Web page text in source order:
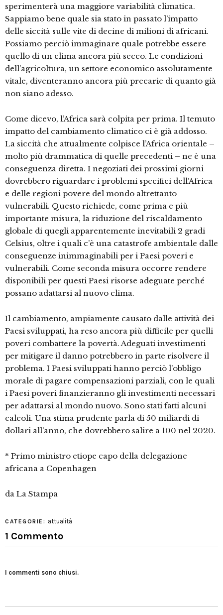
sperimenterà una maggiore variabilità climatica.
Sappiamo bene quale sia stato in passato l’impatto
delle siccità sulle vite di decine di milioni di africani.
Possiamo perciò immaginare quale potrebbe essere
quello di un clima ancora più secco. Le condizioni
dell’agricoltura, un settore economico assolutamente
vitale, diventeranno ancora più precarie di quanto già
non siano adesso.
Come dicevo, l’Africa sarà colpita per prima. Il temuto
impatto del cambiamento climatico ci è già addosso.
La siccità che attualmente colpisce l’Africa orientale –
molto più drammatica di quelle precedenti – ne è una
conseguenza diretta. I negoziati dei prossimi giorni
dovrebbero riguardare i problemi specifici dell’Africa
e delle regioni povere del mondo altrettanto
vulnerabili. Questo richiede, come prima e più
importante misura, la riduzione del riscaldamento
globale di quegli apparentemente inevitabili 2 gradi
Celsius, oltre i quali c’è una catastrofe ambientale dalle
conseguenze inimmaginabili per i Paesi poveri e
vulnerabili. Come seconda misura occorre rendere
disponibili per questi Paesi risorse adeguate perché
possano adattarsi al nuovo clima.
Il cambiamento, ampiamente causato dalle attività dei
Paesi sviluppati, ha reso ancora più difficile per quelli
poveri combattere la povertà. Adeguati investimenti
per mitigare il danno potrebbero in parte risolvere il
problema. I Paesi sviluppati hanno perciò l’obbligo
morale di pagare compensazioni parziali, con le quali
i Paesi poveri finanzieranno gli investimenti necessari
per adattarsi al mondo nuovo. Sono stati fatti alcuni
calcoli. Una stima prudente parla di 50 miliardi di
dollari all’anno, che dovrebbero salire a 100 nel 2020.
* Primo ministro etiope capo della delegazione
africana a Copenhagen
da La Stampa
CATEGORIE: attualità
1 Commento
I commenti sono chiusi.